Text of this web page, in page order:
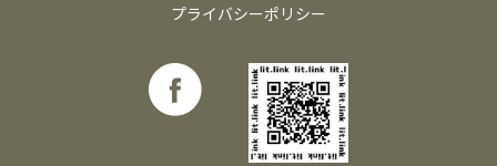
プライバシーポリシー